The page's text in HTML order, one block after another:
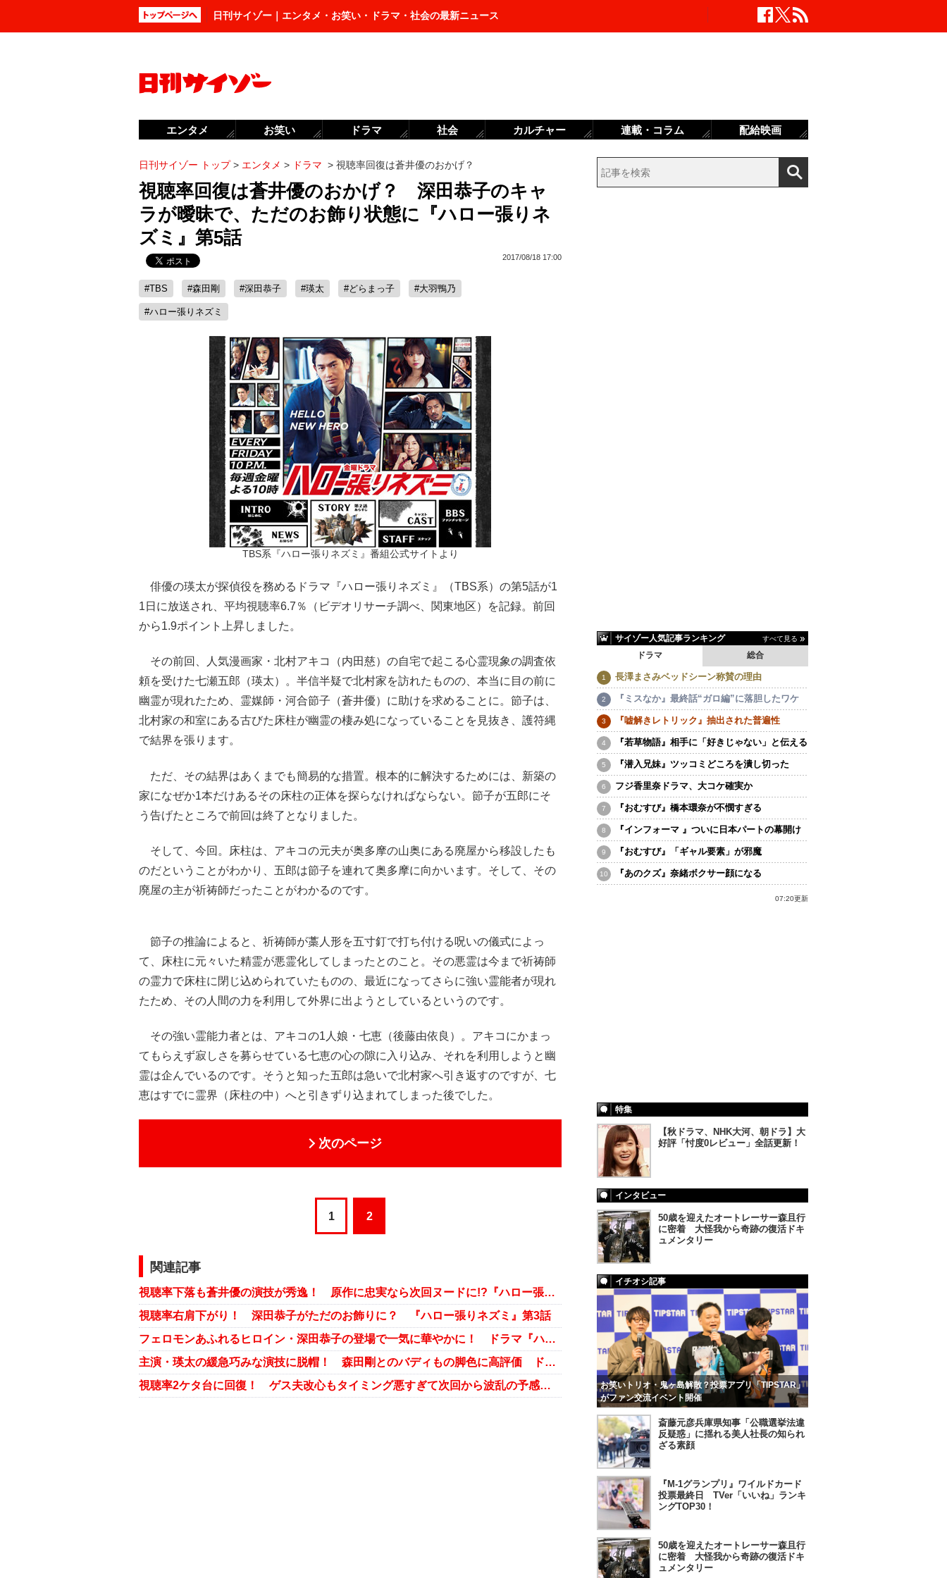
日刊サイゾー｜エンタメ・お笑い・ドラマ・社会の最新ニュース
日刊サイゾー トップ> エンタメ > ドラマ > 視聴率回復は蒼井優のおかげ？
視聴率回復は蒼井優のおかげ？ 深田恭子のキャ
ラが曖昧で、ただのお飾り状態に『ハロー張りネ
ズミ』第5話
2017/08/18 17:00
#TBS #森田剛 #深田恭子 #瑛太 #どらまっ子 #大羽鴨乃
#ハロー張りネズミ
TBS系『ハロー張りネズミ』番組公式サイトより
俳優の瑛太が探偵役を務めるドラマ『ハロー張りネズミ』（TBS系）の第5話が1
1日に放送され、平均視聴率6.7％（ビデオリサーチ調べ、関東地区）を記録。前回
から1.9ポイント上昇しました。
その前回、人気漫画家・北村アキコ（内田慈）の自宅で起こる心霊現象の調査依
頼を受けた七瀬五郎（瑛太）。半信半疑で北村家を訪れたものの、本当に目の前に
幽霊が現れたため、霊媒師・河合節子（蒼井優）に助けを求めることに。節子は、
北村家の和室にある古びた床柱が幽霊の棲み処になっていることを見抜き、護符縄
で結界を張ります。
ただ、その結界はあくまでも簡易的な措置。根本的に解決するためには、新築の
家になぜか1本だけあるその床柱の正体を探らなければならない。節子が五郎にそ
う告げたところで前回は終了となりました。
そして、今回。床柱は、アキコの元夫が奥多摩の山奥にある廃屋から移設したも
のだということがわかり、五郎は節子を連れて奥多摩に向かいます。そして、その
廃屋の主が祈祷師だったことがわかるのです。
節子の推論によると、祈祷師が藁人形を五寸釘で打ち付ける呪いの儀式によっ
て、床柱に元々いた精霊が悪霊化してしまったとのこと。その悪霊は今まで祈祷師
の霊力で床柱に閉じ込められていたものの、最近になってさらに強い霊能者が現れ
たため、その人間の力を利用して外界に出ようとしているというのです。
その強い霊能力者とは、アキコの1人娘・七恵（後藤由依良）。アキコにかまっ
てもらえず寂しさを募らせている七恵の心の隙に入り込み、それを利用しようと幽
霊は企んでいるのです。そうと知った五郎は急いで北村家へ引き返すのですが、七
恵はすでに霊界（床柱の中）へと引きずり込まれてしまった後でした。
次のページ
1 2
関連記事
視聴率下落も蒼井優の演技が秀逸！ 原作に忠実なら次回ヌードに!?『ハロー張りネズミ』第4話
視聴率右肩下がり！ 深田恭子がただのお飾りに？ 『ハロー張りネズミ』第3話
フェロモンあふれるヒロイン・深田恭子の登場で一気に華やかに！ ドラマ『ハロー張りネズミ』第2話
主演・瑛太の緩急巧みな演技に脱帽！ 森田剛とのバディもの脚色に高評価 ドラマ『ハロー張りネズミ』第1話
視聴率2ケタ台に回復！ ゲス夫改心もタイミング悪すぎて次回から波乱の予感『カンナさーん！』第5話
サイゾー人気記事ランキング すべて見る
ドラマ 総合
長澤まさみベッドシーン称賛の理由
『ミスなか』最終話“ガロ編”に落胆したワケ
『嘘解きレトリック』抽出された普遍性
『若草物語』相手に「好きじゃない」と伝える
『潜入兄妹』ツッコミどころを潰し切った
フジ香里奈ドラマ、大コケ確実か
『おむすび』橋本環奈が不憫すぎる
『インフォーマ 』ついに日本パートの幕開け
『おむすび』「ギャル要素」が邪魔
『あのクズ』奈緒ボクサー顔になる
07:20更新
特集
【秋ドラマ、NHK大河、朝ドラ】大
好評「忖度0レビュー」全話更新！
インタビュー
50歳を迎えたオートレーサー森且行
に密着 大怪我から奇跡の復活ドキ
ュメンタリー
イチオシ記事
お笑いトリオ・鬼ヶ島解散？投票アプリ「TIPSTAR」
がファン交流イベント開催
斎藤元彦兵庫県知事「公職選挙法違
反疑惑」に揺れる美人社長の知られ
ざる素顔
『M-1グランプリ』ワイルドカード
投票最終日 TVer「いいね」ランキ
ングTOP30！
50歳を迎えたオートレーサー森且行
に密着 大怪我から奇跡の復活ドキ
ュメンタリー
エンタメ お笑い ドラマ 社会 カルチャー 連載・コラム 配給映画